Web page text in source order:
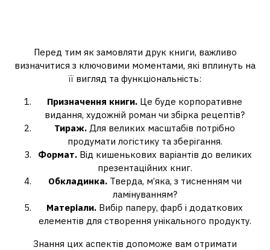
Перед тим як замовляти друк книги, важливо
визначитися з ключовими моментами, які вплинуть на
її вигляд та функціональність:
Призначення книги. Це буде корпоративне
видання, художній роман чи збірка рецептів?
Тираж. Для великих масштабів потрібно
продумати логістику та зберігання.
Формат.Від кишенькових варіантів до великих
презентаційних книг.
Обкладинка.Тверда, м’яка, з тисненням чи
ламінуванням?
Матеріали. Вибір паперу, фарб і додаткових
елементів для створення унікального продукту.
Знання цих аспектів допоможе вам отримати